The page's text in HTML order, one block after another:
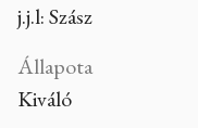
j.j.l: Szász
Állapota
Kiváló